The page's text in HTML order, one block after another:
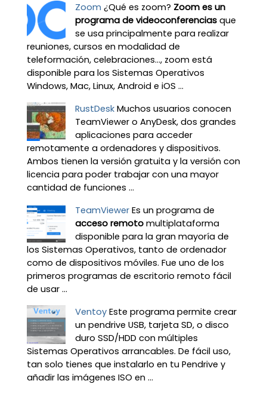
Zoom ¿Qué es zoom? Zoom es un
programa de videoconferenciasque
se usa principalmente para realizar
reuniones, cursos en modalidad de
teleformación, celebraciones…, zoom está
disponible para los Sistemas Operativos
Windows, Mac, Linux, Android e iOS ...
RustDesk Muchos usuarios conocen
TeamViewer o AnyDesk, dos grandes
aplicaciones para acceder
remotamente a ordenadores y dispositivos.
Ambos tienen la versión gratuita y la versión con
licencia para poder trabajar con una mayor
cantidad de funciones ...
TeamViewer Es un programa de
acceso remotomultiplataforma
disponible para la gran mayoría de
los Sistemas Operativos, tanto de ordenador
como de dispositivos móviles. Fue uno de los
primeros programas de escritorio remoto fácil
de usar ...
Ventoy Este programa permite crear
un pendrive USB, tarjeta SD, o disco
duro SSD/HDD con múltiples
Sistemas Operativos arrancables. De fácil uso,
tan solo tienes que instalarlo en tu Pendrive y
añadir las imágenes ISO en ...